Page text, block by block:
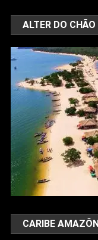
ALTER DO CHÃO
CARIBE